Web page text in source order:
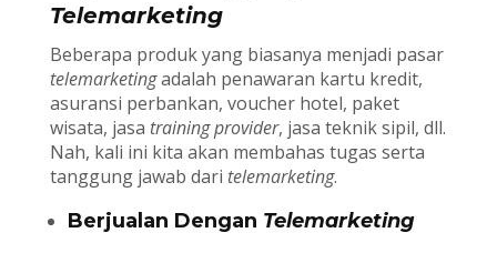
Telemarketing
Beberapa produk yang biasanya menjadi pasar
telemarketingadalah penawaran kartu kredit,
asuransi perbankan, voucher hotel, paket
wisata, jasa training provider, jasa teknik sipil, dll.
Nah, kali ini kita akan membahas tugas serta
tanggung jawab dari telemarketing.
Berjualan Dengan Telemarketing